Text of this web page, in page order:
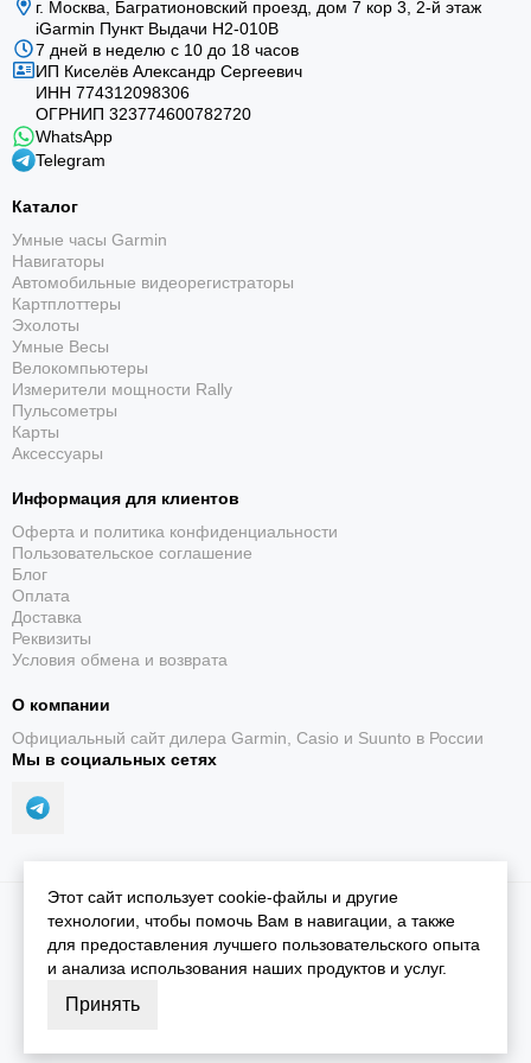
До 48 дней в режиме смарт-часов при достаточном
Звонки со смартфона и голосовое управление
стробоскоп.
Силовые тренировки
Планы и упражнения с учётом выбранного вида
г. Москва, Багратионовский проезд, дом 7 кор 3, 2-й этаж
iGarmin Пункт Выдачи Н2-010В
7 дней в неделю с 10 до 18 часов
ИП Киселёв Александр Сергеевич
ИНН 774312098306
ОГРНИП 323774600782720
WhatsApp
Telegram
Каталог
Умные часы Garmin
Навигаторы
Автомобильные видеорегистраторы
Картплоттеры
Эхолоты
Умные Весы
Велокомпьютеры
Измерители мощности Rally
Пульсометры
Карты
Аксессуары
Информация для клиентов
Оферта и политика конфиденциальности
Пользовательское соглашение
Блог
Оплата
Доставка
Реквизиты
Условия обмена и возврата
О компании
Официальный сайт дилера Garmin, Casio и Suunto в России
Мы в социальных сетях
2026 © iGarmin.Карта сайта
Этот сайт использует cookie-файлы и другие
технологии, чтобы помочь Вам в навигации, а также
для предоставления лучшего пользовательского опыта
и анализа использования наших продуктов и услуг.
Принять